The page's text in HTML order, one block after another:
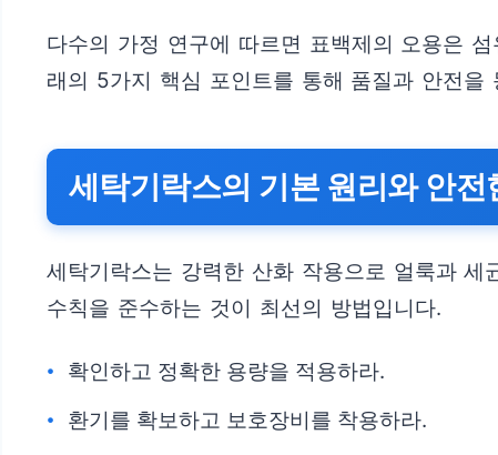
다수의 가정 연구에 따르면 표백제의 오용은
래의 5가지 핵심 포인트를 통해 품질과 안전을
세탁기락스의 기본 원리와 안
세탁기락스는 강력한 산화 작용으로 얼룩과
수칙을 준수하는 것이 최선의 방법입니다.
확인하고 정확한 용량을 적용하라.
환기를 확보하고 보호장비를 착용하라.